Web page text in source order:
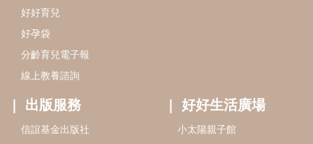
Bookstart閱讀起步走
信誼幼兒文學獎
信誼兒童動畫獎
小袋鼠說故事劇團
service@hsin-yi.org.tw
信誼好好育兒
小太陽親子書房